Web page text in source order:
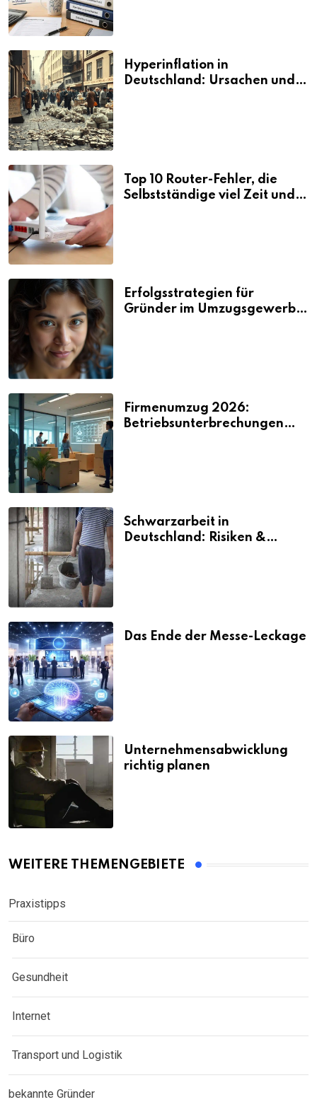
Hyperinflation in
Deutschland: Ursachen und
Top 10 Router-Fehler, die
Selbstständige viel Zeit und
Erfolgsstrategien für
Gründer im Umzugsgewerbe
Firmenumzug 2026:
Betriebsunterbrechungen
Schwarzarbeit in
Deutschland: Risiken &
Das Ende der Messe-Leckage
Unternehmensabwicklung
richtig planen
WEITERE THEMENGEBIETE
Praxistipps
Büro
Gesundheit
Internet
Transport und Logistik
bekannte Gründer